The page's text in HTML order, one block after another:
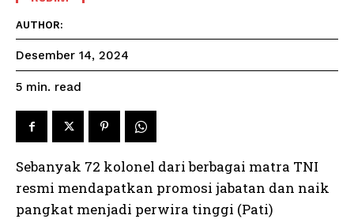
AUTHOR:
Desember 14, 2024
5 min. read
Sebanyak 72 kolonel dari berbagai matra TNI
resmi mendapatkan promosi jabatan dan naik
pangkat menjadi perwira tinggi (Pati)